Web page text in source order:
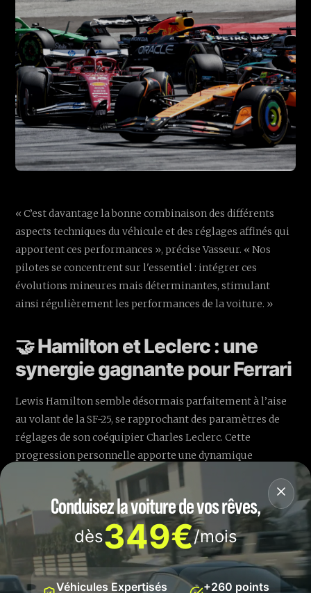
« C’est davantage la bonne combinaison des différents
aspects techniques du véhicule et des réglages affinés qui
apportent ces performances », précise Vasseur. « Nos
pilotes se concentrent sur l'essentiel : intégrer ces
évolutions mineures mais déterminantes, stimulant
ainsi régulièrement les performances de la voiture. »
🤝 Hamilton et Leclerc : une
synergie gagnante pour Ferrari
Lewis Hamilton semble désormais parfaitement à l’aise
au volant de la SF-25, se rapprochant des paramètres de
réglages de son coéquipier Charles Leclerc. Cette
progression personnelle apporte une dynamique
favorable pour toute l'équipe italienne qui bénéficie
désormais pleinement du talent de ses deux pilotes.
Conduisez la voiture de vos rêves,
dès349€/mois
Véhicules Expertisés +260 points